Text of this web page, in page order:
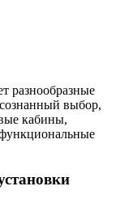
разнообразные
выбор,
кабины,